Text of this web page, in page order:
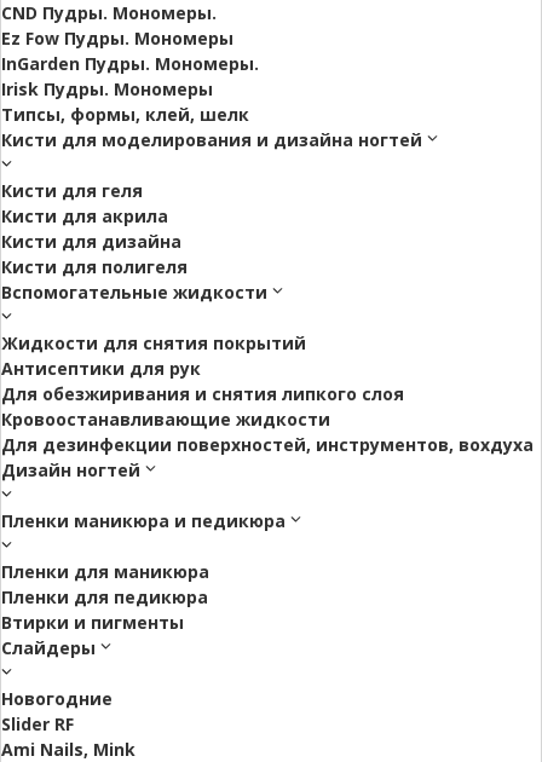
CND Пудры. Мономеры.
Ez Fow Пудры. Мономеры
InGarden Пудры. Мономеры.
Irisk Пудры. Мономеры
Типсы, формы, клей, шелк
Кисти для моделирования и дизайна ногтей
Кисти для геля
Кисти для акрила
Кисти для дизайна
Кисти для полигеля
Вспомогательные жидкости
Жидкости для снятия покрытий
Антисептики для рук
Для обезжиривания и снятия липкого слоя
Кровоостанавливающие жидкости
Для дезинфекции поверхностей, инструментов, вохдуха
Дизайн ногтей
Пленки маникюра и педикюра
Пленки для маникюра
Пленки для педикюра
Втирки и пигменты
Слайдеры
Новогодние
Slider RF
Ami Nails, Mink